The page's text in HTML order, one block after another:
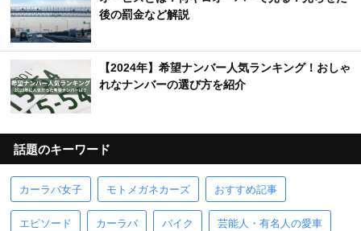
後の罰金など解説
【2024年】希望ナンバー人気ランキング！おしゃ
れなナンバーの選び方を紹介
話題のキーワード
カーラバ女子 モトメガネカーズ おすすめ記事
エピソード カーラバ バイク 芸能人・有名人の愛車